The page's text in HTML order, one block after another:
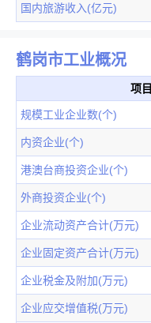
国内旅游收入(亿元)
鹤岗市工业概况
项目
规模工业企业数(个)
内资企业(个)
港澳台商投资企业(个)
外商投资企业(个)
企业流动资产合计(万元)
企业固定资产合计(万元)
企业税金及附加(万元)
企业应交增值税(万元)